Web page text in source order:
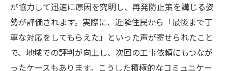
が協力して迅速に原因を究明し、再発防止策を講じる姿
勢が評価されます。実際に、近隣住民から「最後まで丁
寧な対応をしてもらえた」といった声が寄せられたこと
で、地域での評判が向上し、次回の工事依頼にもつなが
ったケースもあります。こうした積極的なコミュニケー